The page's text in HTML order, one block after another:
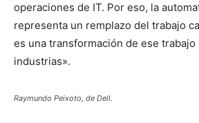
operaciones de IT. Por eso, la
representa un remplazo del trabajo
es una transformación de ese trabajo
industrias».
Raymundo Peixoto, de Dell.